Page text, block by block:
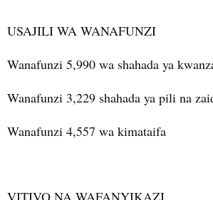
USAJILI WA WANAFUNZI
Wanafunzi 5,990 wa shahada ya
Wanafunzi 3,229 shahada ya pili na
Wanafunzi 4,557 wa kimataifa
VITIVO NA WAFANYIKAZI